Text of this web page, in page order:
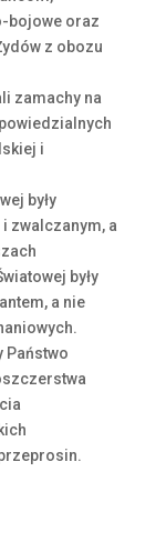
bojowe oraz
z obozu
zamachy na
i
były
zwalczanym, a
były
a nie
Państwo